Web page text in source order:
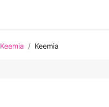
Keemia Keemia